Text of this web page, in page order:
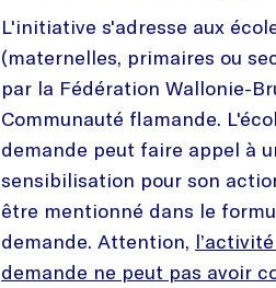
L'initiative s'adresse aux
(maternelles, primaires ou
par la Fédération Wallonie-
Communauté flamande.
demande peut faire appel à
sensibilisation pour son
être mentionné dans le
demande. Attention,
demande ne peut pas avoir